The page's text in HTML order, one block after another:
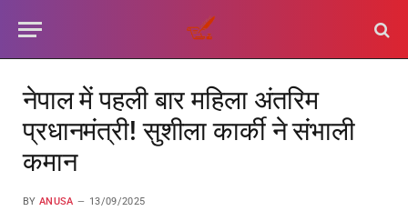
नेपाल में पहली बार महिला अंतरिम
प्रधानमंत्री! सुशीला कार्की ने संभाली
कमान
BY ANUSA 13/09/2025